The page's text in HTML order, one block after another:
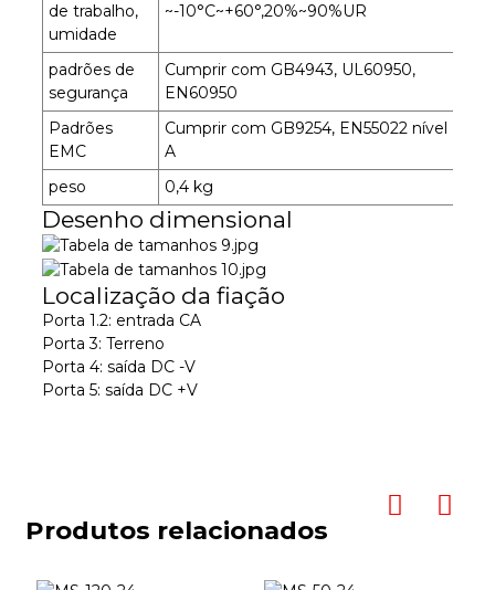
de trabalho,
umidade
~-10°C~+60°,20%~90%UR
padrões de
segurança
Cumprir com GB4943, UL60950,
EN60950
Padrões
EMC
Cumprir com GB9254, EN55022 nível
A
peso
0,4 kg
Desenho dimensional
Localização da fiação
Porta 1.2: entrada CA
Porta 3: Terreno
Porta 4: saída DC -V
Porta 5: saída DC +V
Produtos relacionados